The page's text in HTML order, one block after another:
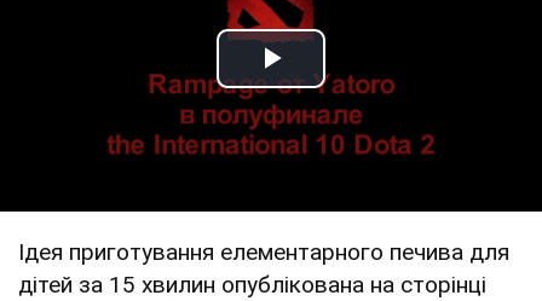
Play Video
Ідея приготування елементарного печива для
дітей за 15 хвилин опублікована на сторінці